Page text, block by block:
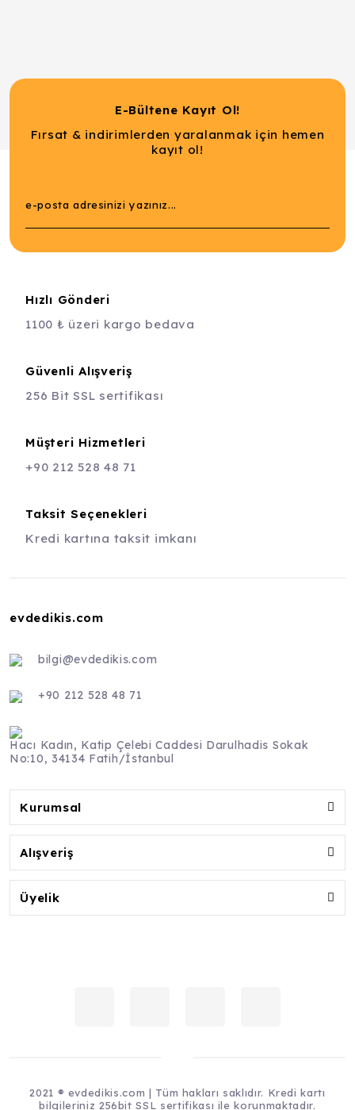
E-Bültene Kayıt Ol!
Fırsat & indirimlerden yaralanmak için hemen
kayıt ol!
Hızlı Gönderi
1100 ₺ üzeri kargo bedava
Güvenli Alışveriş
256 Bit SSL sertifikası
Müşteri Hizmetleri
+90 212 528 48 71
Taksit Seçenekleri
Kredi kartına taksit imkanı
evdedikis.com
bilgi@evdedikis.com
+90 212 528 48 71
Hacı Kadın, Katip Çelebi Caddesi Darulhadis Sokak
No:10, 34134 Fatih/İstanbul
Kurumsal
Alışveriş
Üyelik
2021 ® evdedikis.com | Tüm hakları saklıdır. Kredi kartı
bilgileriniz 256bit SSL sertifikası ile korunmaktadır.